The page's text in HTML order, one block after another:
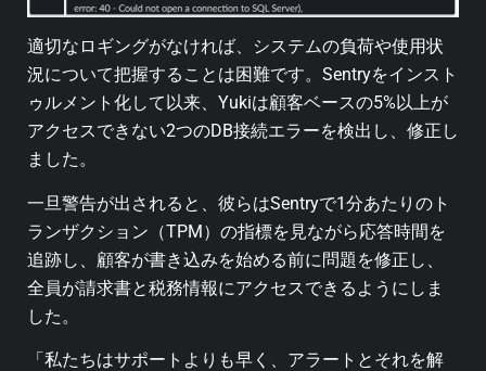
適切なロギングがなければ、システムの負荷や使用状
況について把握することは困難です。Sentryをインスト
ゥルメント化して以来、Yukiは顧客ベースの5%以上が
アクセスできない2つのDB接続エラーを検出し、修正し
ました。
一旦警告が出されると、彼らはSentryで1分あたりのト
ランザクション（TPM）の指標を見ながら応答時間を
追跡し、顧客が書き込みを始める前に問題を修正し、
全員が請求書と税務情報にアクセスできるようにしま
した。
「私たちはサポートよりも早く、アラートとそれを解